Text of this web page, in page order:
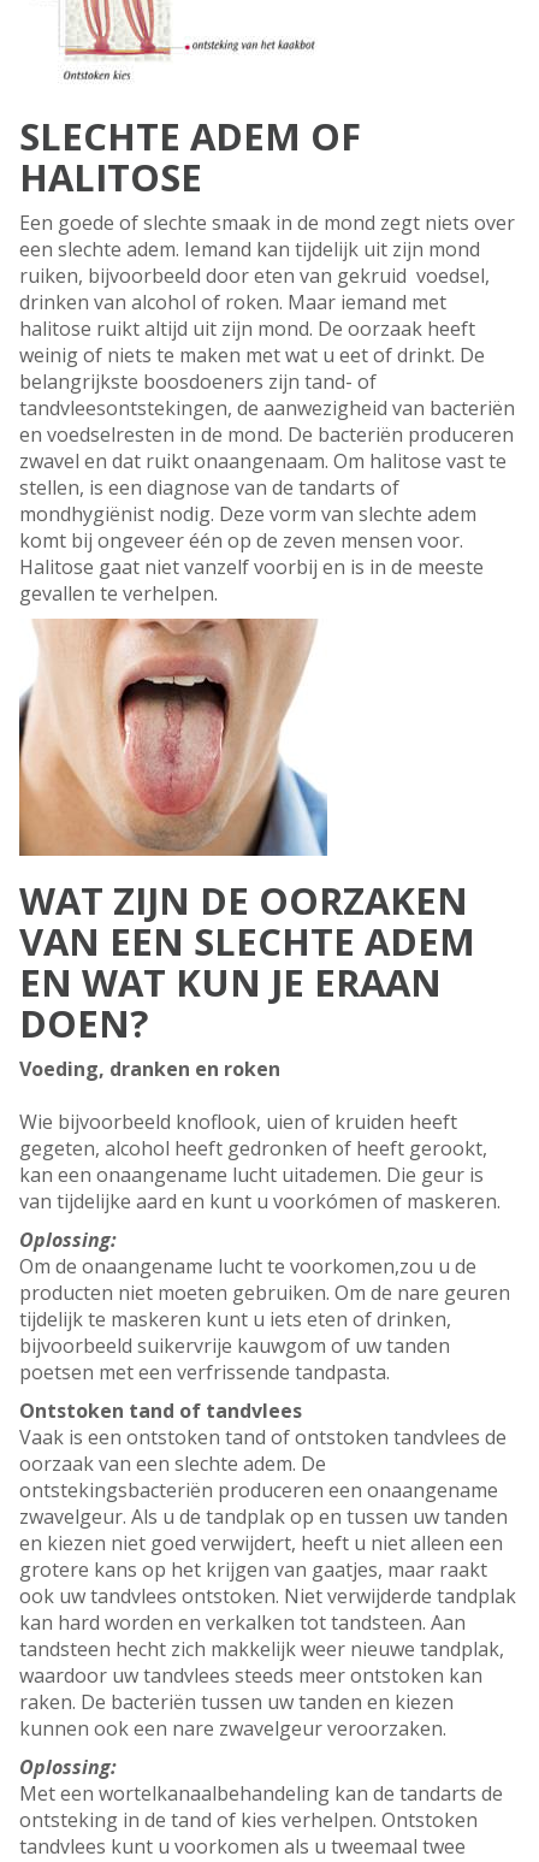
SLECHTE ADEM OF
HALITOSE
Een goede of slechte smaak in de mond zegt niets over
een slechte adem. Iemand kan tijdelijk uit zijn mond
ruiken, bijvoorbeeld door eten van gekruid voedsel,
drinken van alcohol of roken. Maar iemand met
halitose ruikt altijd uit zijn mond. De oorzaak heeft
weinig of niets te maken met wat u eet of drinkt. De
belangrijkste boosdoeners zijn tand- of
tandvleesontstekingen, de aanwezigheid van bacteriën
en voedselresten in de mond. De bacteriën produceren
zwavel en dat ruikt onaangenaam. Om halitose vast te
stellen, is een diagnose van de tandarts of
mondhygiënist nodig. Deze vorm van slechte adem
komt bij ongeveer één op de zeven mensen voor.
Halitose gaat niet vanzelf voorbij en is in de meeste
gevallen te verhelpen.
WAT ZIJN DE OORZAKEN
VAN EEN SLECHTE ADEM
EN WAT KUN JE ERAAN
DOEN?
Voeding, dranken en roken
Wie bijvoorbeeld knoflook, uien of kruiden heeft
gegeten, alcohol heeft gedronken of heeft gerookt,
kan een onaangename lucht uitademen. Die geur is
van tijdelijke aard en kunt u voorkómen of maskeren.
Oplossing:
Om de onaangename lucht te voorkomen,zou u de
producten niet moeten gebruiken. Om de nare geuren
tijdelijk te maskeren kunt u iets eten of drinken,
bijvoorbeeld suikervrije kauwgom of uw tanden
poetsen met een verfrissende tandpasta.
Ontstoken tand of tandvlees
Vaak is een ontstoken tand of ontstoken tandvlees de
oorzaak van een slechte adem. De
ontstekingsbacteriën produceren een onaangename
zwavelgeur. Als u de tandplak op en tussen uw tanden
en kiezen niet goed verwijdert, heeft u niet alleen een
grotere kans op het krijgen van gaatjes, maar raakt
ook uw tandvlees ontstoken. Niet verwijderde tandplak
kan hard worden en verkalken tot tandsteen. Aan
tandsteen hecht zich makkelijk weer nieuwe tandplak,
waardoor uw tandvlees steeds meer ontstoken kan
raken. De bacteriën tussen uw tanden en kiezen
kunnen ook een nare zwavelgeur veroorzaken.
Oplossing:
Met een wortelkanaalbehandeling kan de tandarts de
ontsteking in de tand of kies verhelpen. Ontstoken
tandvlees kunt u voorkomen als u tweemaal twee